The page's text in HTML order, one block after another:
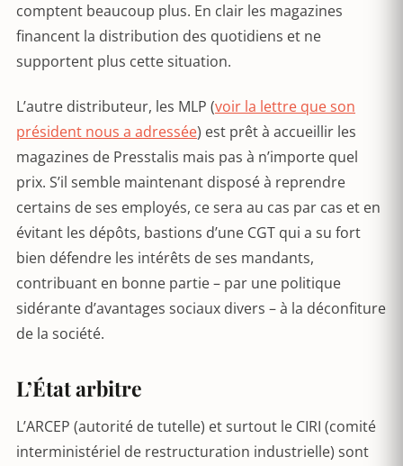
comptent beaucoup plus. En clair les magazines
financent la distribution des quotidiens et ne
supportent plus cette situation.
L’autre distributeur, les MLP (voir la lettre que son
président nous a adressée) est prêt à accueillir les
magazines de Presstalis mais pas à n’importe quel
prix. S’il semble maintenant disposé à reprendre
certains de ses employés, ce sera au cas par cas et en
évitant les dépôts, bastions d’une CGT qui a su fort
bien défendre les intérêts de ses mandants,
contribuant en bonne partie – par une politique
sidérante d’avantages sociaux divers – à la déconfiture
de la société.
L’État arbitre
L’ARCEP (autorité de tutelle) et surtout le CIRI (comité
interministériel de restructuration industrielle) sont